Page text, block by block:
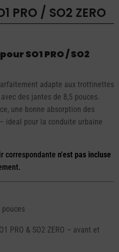
PRO / SO2 ZERO
SO1 PRO / SO2
adapte aux trottinettes
avec des jantes de 8,5 pouces.
une bonne absorption des
ideal pour la conduite urbaine
correspondante n'est pas incluse
PRO & SO2 ZERO – avant et